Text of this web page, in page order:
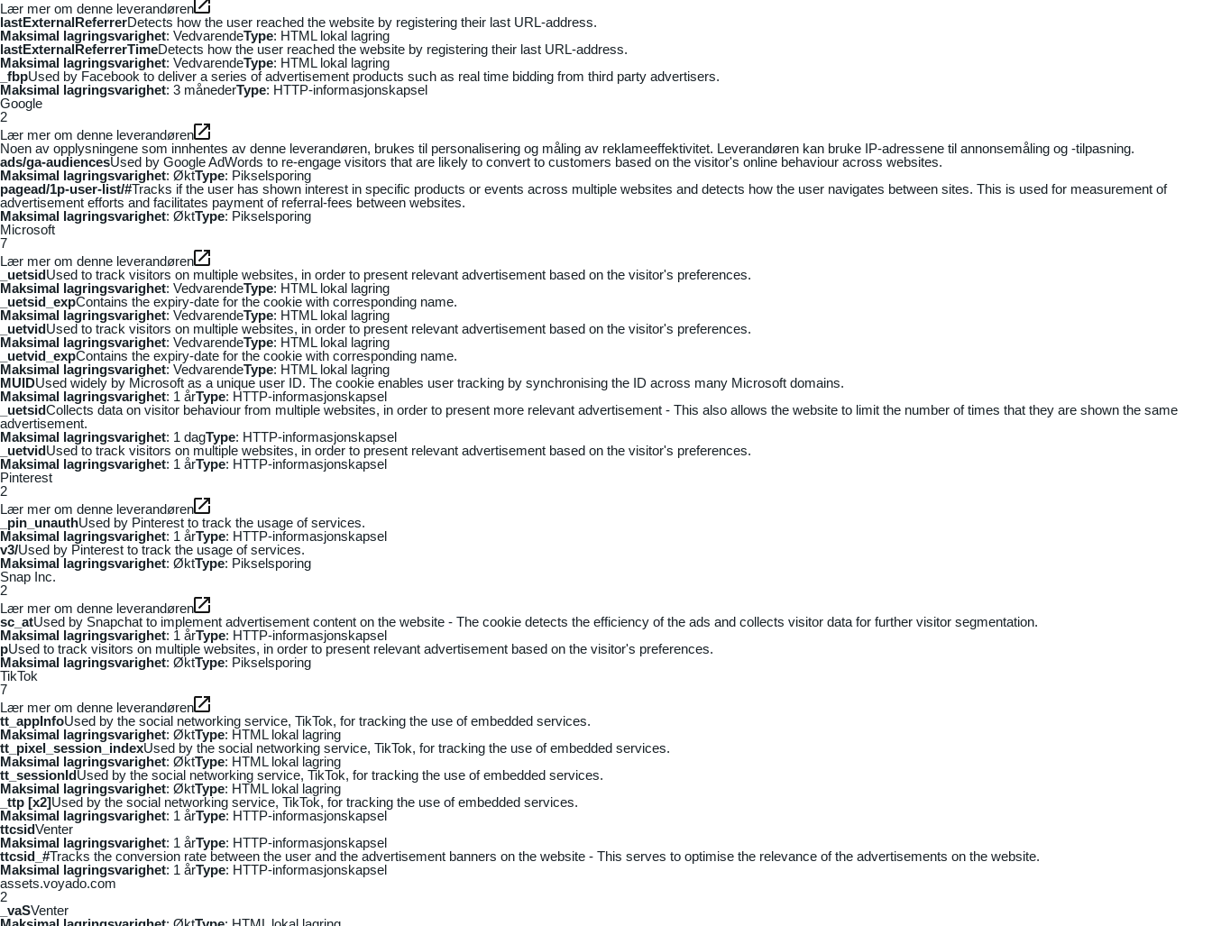
Lær mer om denne leverandøren
lastExternalReferrerDetects how the user reached the website by registering their last URL-address.
Maksimal lagringsvarighet: VedvarendeType: HTML lokal lagring
lastExternalReferrerTimeDetects how the user reached the website by registering their last URL-address.
Maksimal lagringsvarighet: VedvarendeType: HTML lokal lagring
_fbpUsed by Facebook to deliver a series of advertisement products such as real time bidding from third party advertisers.
Maksimal lagringsvarighet: 3 månederType: HTTP-informasjonskapsel
Google
2
Lær mer om denne leverandøren
Noen av opplysningene som innhentes av denne leverandøren, brukes til personalisering og måling av reklameeffektivitet. Leverandøren kan bruke IP-adressene til annonsemåling og -tilpasning.
ads/ga-audiencesUsed by Google AdWords to re-engage visitors that are likely to convert to customers based on the visitor's online behaviour across websites.
Maksimal lagringsvarighet: ØktType: Pikselsporing
pagead/1p-user-list/#Tracks if the user has shown interest in specific products or events across multiple websites and detects how the user navigates between sites. This is used for measurement of
advertisement efforts and facilitates payment of referral-fees between websites.
Maksimal lagringsvarighet: ØktType: Pikselsporing
Microsoft
7
Lær mer om denne leverandøren
_uetsidUsed to track visitors on multiple websites, in order to present relevant advertisement based on the visitor's preferences.
Maksimal lagringsvarighet: VedvarendeType: HTML lokal lagring
_uetsid_expContains the expiry-date for the cookie with corresponding name.
Maksimal lagringsvarighet: VedvarendeType: HTML lokal lagring
_uetvidUsed to track visitors on multiple websites, in order to present relevant advertisement based on the visitor's preferences.
Maksimal lagringsvarighet: VedvarendeType: HTML lokal lagring
_uetvid_expContains the expiry-date for the cookie with corresponding name.
Maksimal lagringsvarighet: VedvarendeType: HTML lokal lagring
MUIDUsed widely by Microsoft as a unique user ID. The cookie enables user tracking by synchronising the ID across many Microsoft domains.
Maksimal lagringsvarighet: 1 årType: HTTP-informasjonskapsel
_uetsidCollects data on visitor behaviour from multiple websites, in order to present more relevant advertisement - This also allows the website to limit the number of times that they are shown the same
advertisement.
Maksimal lagringsvarighet: 1 dagType: HTTP-informasjonskapsel
_uetvidUsed to track visitors on multiple websites, in order to present relevant advertisement based on the visitor's preferences.
Maksimal lagringsvarighet: 1 årType: HTTP-informasjonskapsel
Pinterest
2
Lær mer om denne leverandøren
_pin_unauthUsed by Pinterest to track the usage of services.
Maksimal lagringsvarighet: 1 årType: HTTP-informasjonskapsel
v3/Used by Pinterest to track the usage of services.
Maksimal lagringsvarighet: ØktType: Pikselsporing
Snap Inc.
2
Lær mer om denne leverandøren
sc_atUsed by Snapchat to implement advertisement content on the website - The cookie detects the efficiency of the ads and collects visitor data for further visitor segmentation.
Maksimal lagringsvarighet: 1 årType: HTTP-informasjonskapsel
pUsed to track visitors on multiple websites, in order to present relevant advertisement based on the visitor's preferences.
Maksimal lagringsvarighet: ØktType: Pikselsporing
TikTok
7
Lær mer om denne leverandøren
tt_appInfoUsed by the social networking service, TikTok, for tracking the use of embedded services.
Maksimal lagringsvarighet: ØktType: HTML lokal lagring
tt_pixel_session_indexUsed by the social networking service, TikTok, for tracking the use of embedded services.
Maksimal lagringsvarighet: ØktType: HTML lokal lagring
tt_sessionIdUsed by the social networking service, TikTok, for tracking the use of embedded services.
Maksimal lagringsvarighet: ØktType: HTML lokal lagring
_ttp [x2]Used by the social networking service, TikTok, for tracking the use of embedded services.
Maksimal lagringsvarighet: 1 årType: HTTP-informasjonskapsel
ttcsidVenter
Maksimal lagringsvarighet: 1 årType: HTTP-informasjonskapsel
ttcsid_#Tracks the conversion rate between the user and the advertisement banners on the website - This serves to optimise the relevance of the advertisements on the website.
Maksimal lagringsvarighet: 1 årType: HTTP-informasjonskapsel
assets.voyado.com
2
_vaSVenter